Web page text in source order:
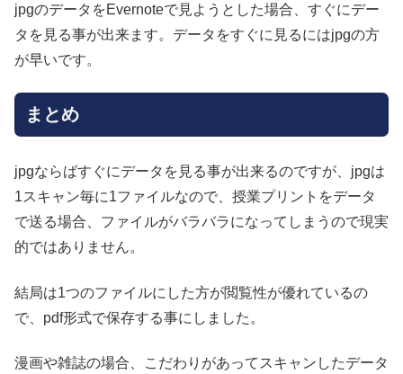
jpgのデータをEvernoteで見ようとした場合、すぐにデー
タを見る事が出来ます。データをすぐに見るにはjpgの方
が早いです。
まとめ
jpgならばすぐにデータを見る事が出来るのですが、jpgは
1スキャン毎に1ファイルなので、授業プリントをデータ
で送る場合、ファイルがバラバラになってしまうので現実
的ではありません。
結局は1つのファイルにした方が閲覧性が優れているの
で、pdf形式で保存する事にしました。
漫画や雑誌の場合、こだわりがあってスキャンしたデータ